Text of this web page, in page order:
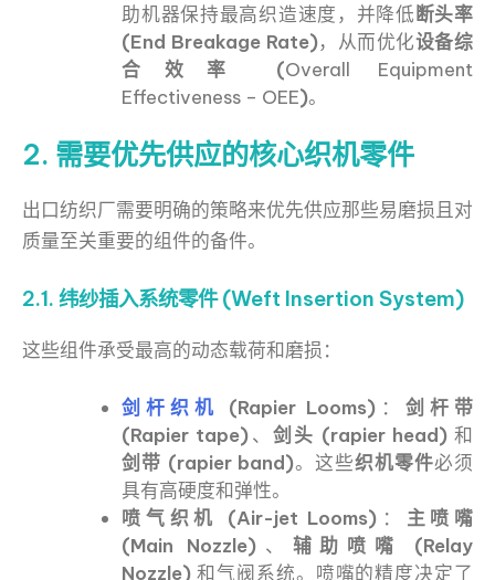
助机器保持最高织造速度，并降低 断头率
(End Breakage Rate)，从而优化设备综
合效率 (Overall Equipment
Effectiveness – OEE)。
2. 需要优先供应的核心织机零件
出口纺织厂需要明确的策略来优先供应那些易磨损且对
质量至关重要的组件的备件。
2.1. 纬纱插入系统零件 (Weft Insertion System)
这些组件承受最高的动态载荷和磨损：
剑杆织机 (Rapier Looms) ：剑杆带
(Rapier tape)、 剑头 (rapier head)和
剑带 (rapier band)。这些织机零件必须
具有高硬度和弹性。
喷气织机 (Air-jet Looms) ： 主喷嘴
(Main Nozzle) 、 辅助喷嘴 (Relay
Nozzle) 和气阀系统。喷嘴的精度决定了